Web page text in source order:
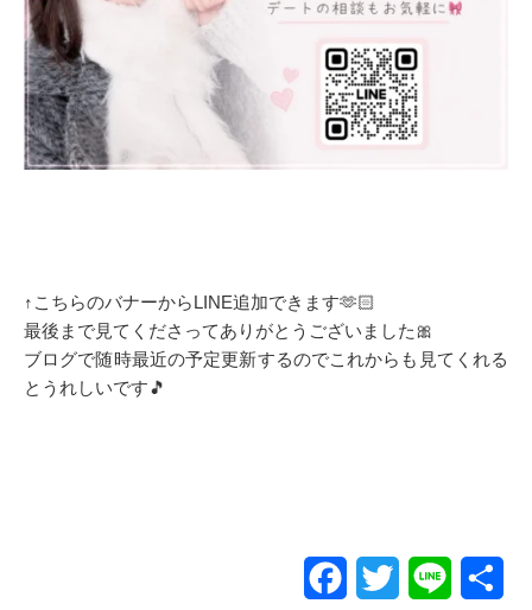
↑こちらのバナーからLINE追加できます🫶🏻
最後まで見てくださってありがとうございました🎀
ブログで随時最近の予定更新するのでこれからも見てくれる
とうれしいです🎵
Facebook
Twitter Line